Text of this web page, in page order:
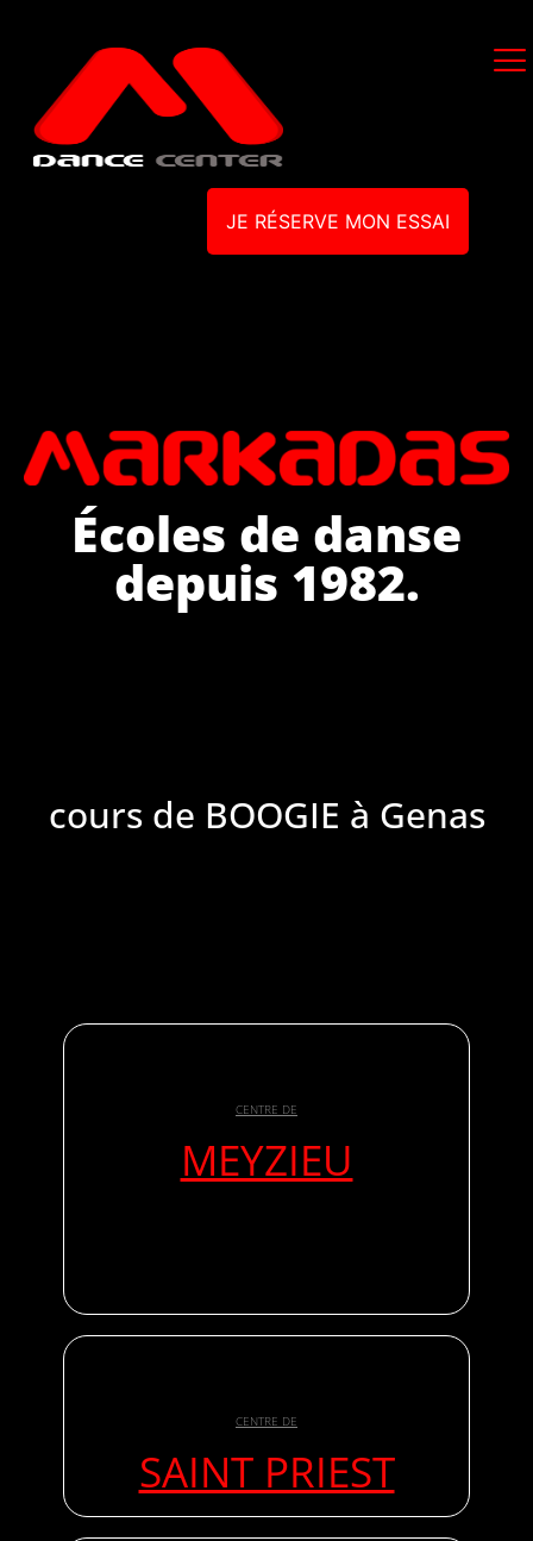
JE RÉSERVE MON ESSAI
Écoles de danse
depuis 1982.
cours de BOOGIE à Genas
CENTRE DE
MEYZIEU
CENTRE DE
SAINT PRIEST